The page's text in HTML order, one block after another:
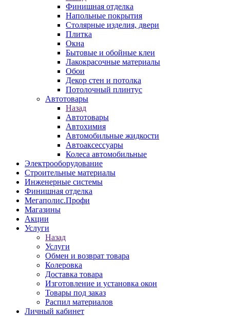
Финишная отделка
Напольные покрытия
Столярные изделия, двери
Плитка
Окна
Бытовые и обойные клеи
Лакокрасочные материалы
Обои
Декор стен и потолка
Потолочный плинтус
Автотовары
Назад
Автотовары
Автохимия
Автомобильные жидкости
Автоаксессуары
Колеса автомобильные
Электрооборудование
Строительные материалы
Инженерные системы
Финишная отделка
Мегаполис.Профи
Магазины
Акции
Услуги
Назад
Услуги
Обмен и возврат товара
Колеровка
Доставка товара
Изготовление и установка окон
Товары под заказ
Распил материалов
Личный кабинет